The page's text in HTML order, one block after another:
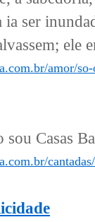
ia ser
ele
amor/
sou Casas